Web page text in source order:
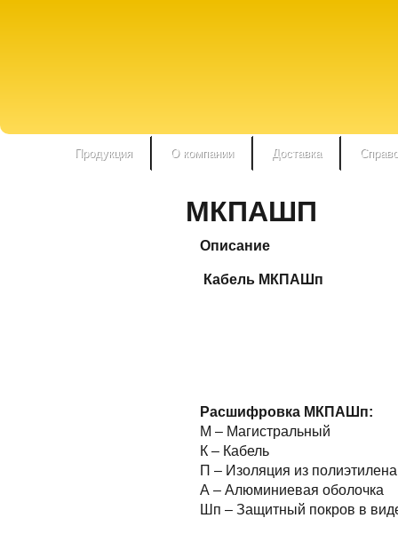
Продукция О компании Доставка
МКПАШП
Описание
Кабель МКПАШп
Расшифровка МКПАШп:
М – Магистральный
К – Кабель
П – Изоляция из полиэтилена
А – Алюминиевая оболочка
Шп – Защитный покров в